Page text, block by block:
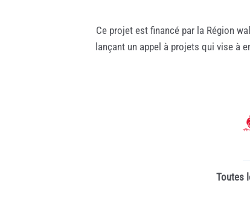
Ce projet est financé par la Région
lançant un appel à projets qui vise à
Toutes